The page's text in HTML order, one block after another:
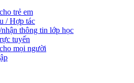
trẻ em
/ Hợp tác
thông tin lớp học
tuyến
mọi người